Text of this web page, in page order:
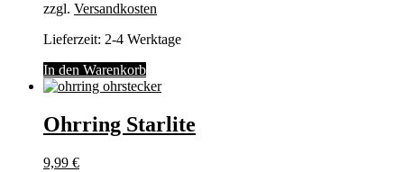
werden
zzgl. Versandkosten
Lieferzeit: 2-4 Werktage
In den Warenkorb
Ohrring Starlite
9,99 €